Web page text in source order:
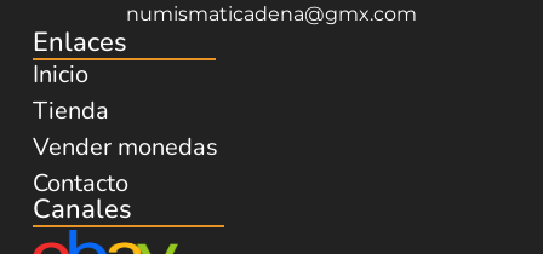
numismaticadena@gmx.com
Enlaces
Inicio
Tienda
Vender monedas
Contacto
Canales